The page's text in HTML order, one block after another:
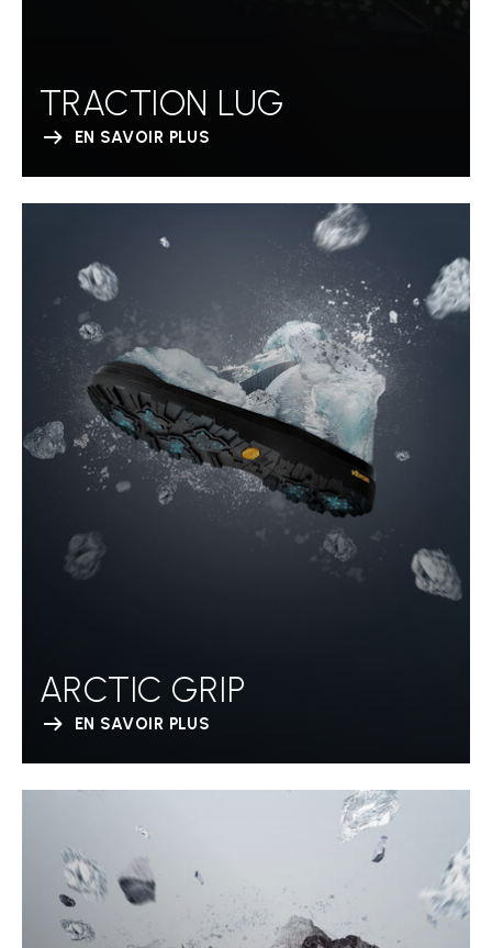
TRACTION LUG
EN SAVOIR PLUS
ARCTIC GRIP
EN SAVOIR PLUS